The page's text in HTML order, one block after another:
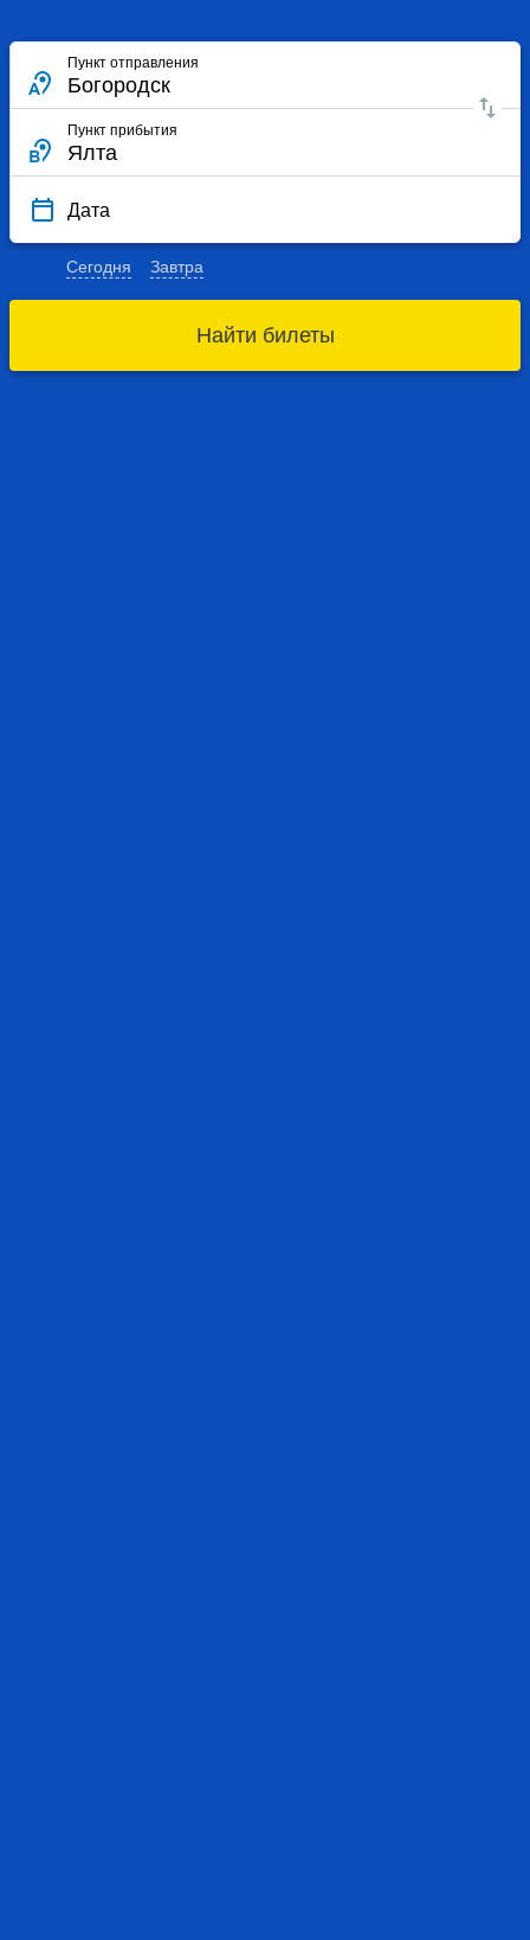
Пункт отправления
Пункт прибытия
Дата
Сегодня Завтра
Найти билеты